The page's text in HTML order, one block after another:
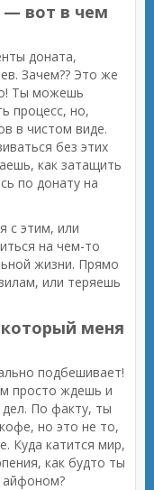
вот в чем
доната,
Зачем?? Это же
Ты можешь
процесс, но,
в чистом виде.
без этих
как затащить
по донату на
с этим, или
на чем-то
жизни. Прямо
или теряешь
меня
подбешивает!
просто ждешь и
По факту, ты
но это не то,
Куда катится мир,
как будто ты
айфоном?